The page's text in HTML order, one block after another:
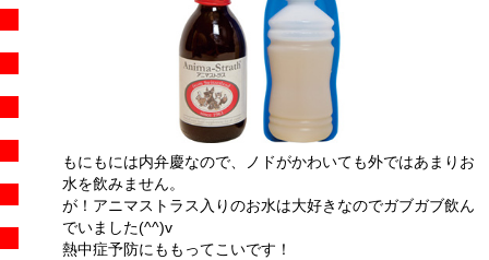
もにもには内弁慶なので、ノドがかわいても外ではあまりお
水を飲みません。
が！アニマストラス入りのお水は大好きなのでガブガブ飲ん
でいました(^^)v
熱中症予防にももってこいです！